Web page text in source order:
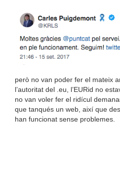
però no van poder fer el mateix
l’autoritat del .eu, l’EURid no
no van voler fer el ridícul
que tanqués un web, així que
han funcionat sense problemes.